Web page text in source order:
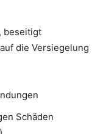
beseitigt
die Versiegelung
Schäden